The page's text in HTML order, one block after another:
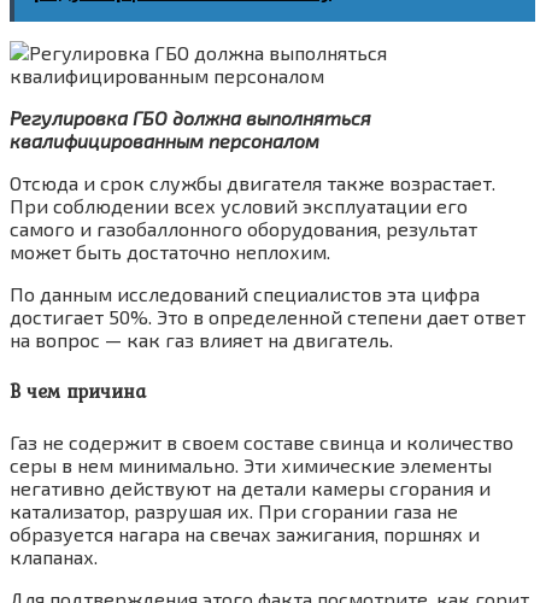
Регулировка ГБО должна выполняться
квалифицированным персоналом
Отсюда и срок службы двигателя также возрастает.
При соблюдении всех условий эксплуатации его
самого и газобаллонного оборудования, результат
может быть достаточно неплохим.
По данным исследований специалистов эта цифра
достигает 50%. Это в определенной степени дает ответ
на вопрос — как газ влияет на двигатель.
В чем причина
Газ не содержит в своем составе свинца и количество
серы в нем минимально. Эти химические элементы
негативно действуют на детали камеры сгорания и
катализатор, разрушая их. При сгорании газа не
образуется нагара на свечах зажигания, поршнях и
клапанах.